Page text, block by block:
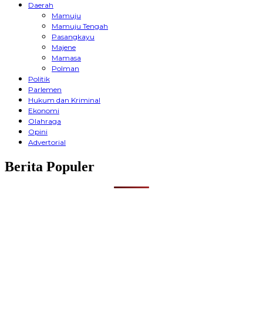
Daerah
Mamuju
Mamuju Tengah
Pasangkayu
Majene
Mamasa
Polman
Politik
Parlemen
Hukum dan Kriminal
Ekonomi
Olahraga
Opini
Advertorial
Berita Populer